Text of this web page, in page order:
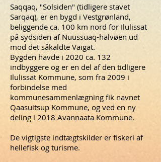
Saqqaq, "Solsiden" (tidligere stavet
Sarqaq), er en bygd i Vestgrønland,
beliggende ca. 100 km nord for Ilulissat
på sydsiden af Nuussuaq-halvøen ud
mod det såkaldte Vaigat.
Bygden havde i 2020 ca. 132
indbyggere og er en del af den tidligere
Ilulissat Kommune, som fra 2009 i
forbindelse med
kommunesammenlægning fik navnet
Qaasuitsup Kommune, og ved en ny
deling i 2018 Avannaata Kommune.
De vigtigste indtægtskilder er fiskeri af
hellefisk og turisme.